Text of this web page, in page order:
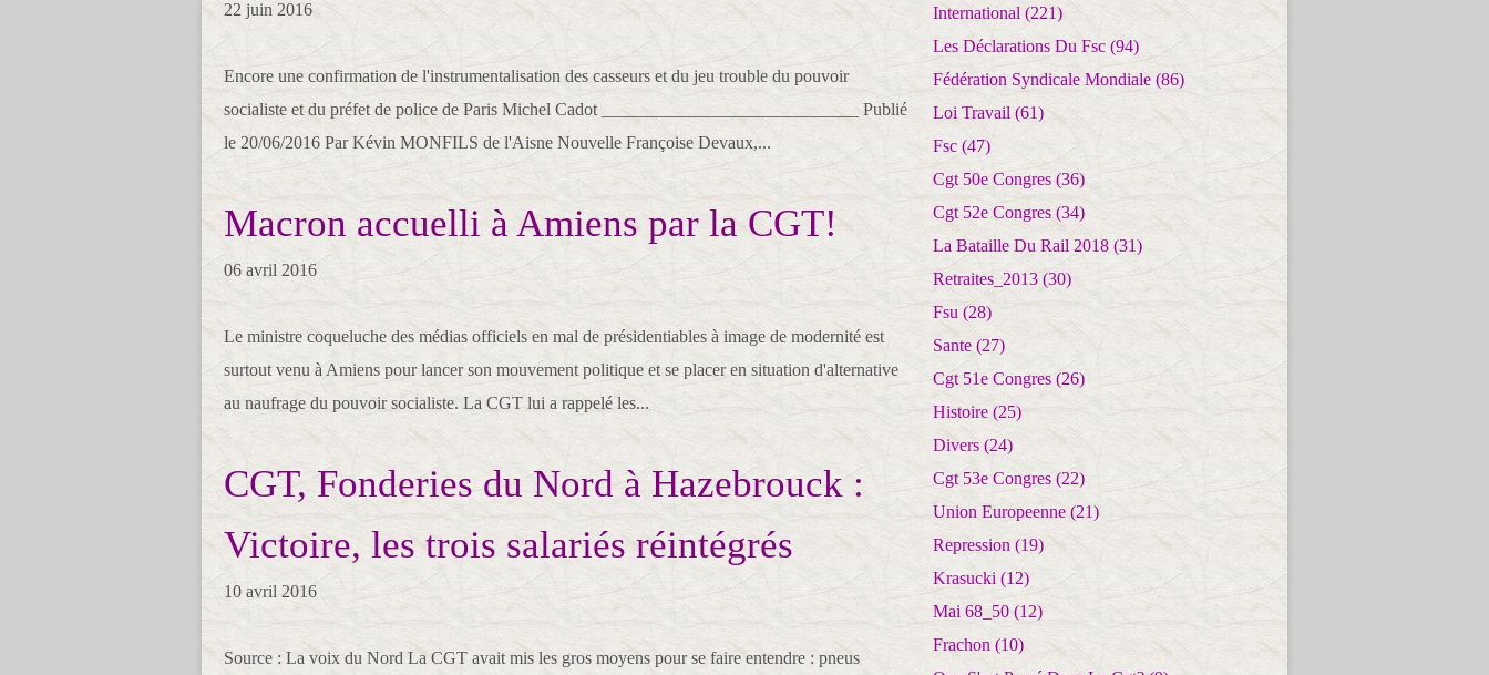
22 juin 2016
Encore une confirmation de l'instrumentalisation des casseurs et du jeu trouble du pouvoir
socialiste et du préfet de police de Paris Michel Cadot _____________________________ Publié
le 20/06/2016 Par Kévin MONFILS de l'Aisne Nouvelle Françoise Devaux,...
Macron accuelli à Amiens par la CGT!
06 avril 2016
Le ministre coqueluche des médias officiels en mal de présidentiables à image de modernité est
surtout venu à Amiens pour lancer son mouvement politique et se placer en situation d'alternative
au naufrage du pouvoir socialiste. La CGT lui a rappelé les...
CGT, Fonderies du Nord à Hazebrouck :
Victoire, les trois salariés réintégrés
10 avril 2016
Source : La voix du Nord La CGT avait mis les gros moyens pour se faire entendre : pneus
International (221)
Les Déclarations Du Fsc (94)
Fédération Syndicale Mondiale (86)
Loi Travail (61)
Fsc (47)
Cgt 50e Congres (36)
Cgt 52e Congres (34)
La Bataille Du Rail 2018 (31)
Retraites_2013 (30)
Fsu (28)
Sante (27)
Cgt 51e Congres (26)
Histoire (25)
Divers (24)
Cgt 53e Congres (22)
Union Europeenne (21)
Repression (19)
Krasucki (12)
Mai 68_50 (12)
Frachon (10)